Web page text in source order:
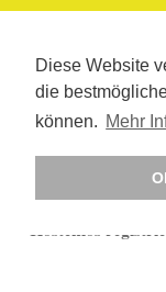
Diese Website
die
können. Mehr
Kostenlos